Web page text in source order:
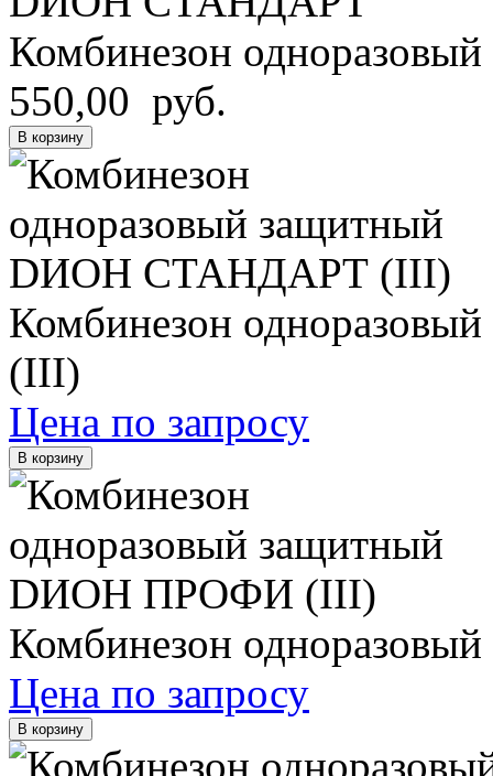
Комбинезон
550,00 руб.
В корзину
Комбинезон
(III)
Цена по запросу
В корзину
Комбинезон
Цена по запросу
В корзину